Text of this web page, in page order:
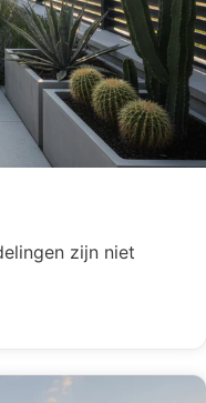
zijn niet